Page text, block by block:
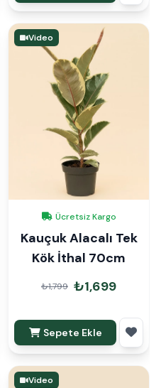
Video
Ücretsiz Kargo
Kauçuk Alacalı Tek
Kök İthal 70cm
₺1,799 ₺1,699
Sepete Ekle
Video